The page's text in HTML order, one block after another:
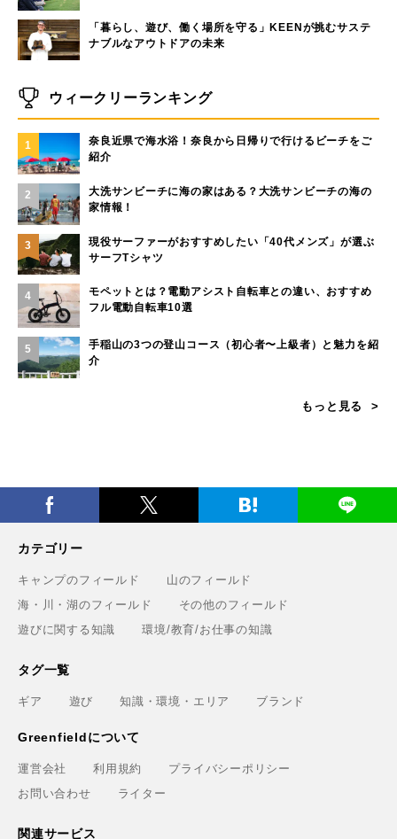
「暮らし、遊び、働く場所を守る」KEENが挑むサステ
ナブルなアウトドアの未来
ウィークリーランキング
1
奈良近県で海水浴！奈良から日帰りで行けるビーチをご
紹介
2
大洗サンビーチに海の家はある？大洗サンビーチの海の
家情報！
3
現役サーファーがおすすめしたい「40代メンズ」が選ぶ
サーフTシャツ
4
モペットとは？電動アシスト自転車との違い、おすすめ
フル電動自転車10選
5
手稲山の3つの登山コース（初心者〜上級者）と魅力を紹
介
もっと見る
カテゴリー
キャンプのフィールド
山のフィールド
海・川・湖のフィールド
その他のフィールド
遊びに関する知識
環境/教育/お仕事の知識
タグ一覧
ギア 遊び 知識・環境・エリア ブランド
Greenfieldについて
運営会社 利用規約
プライバシーポリシー
お問い合わせ
ライター
関連サービス